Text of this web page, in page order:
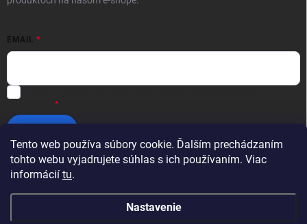
Tento web používa súbory cookie. Ďalším prechádzaním
tohto webu vyjadrujete súhlas s ich používaním. Viac
informácií tu.
Nastavenie
EMAIL